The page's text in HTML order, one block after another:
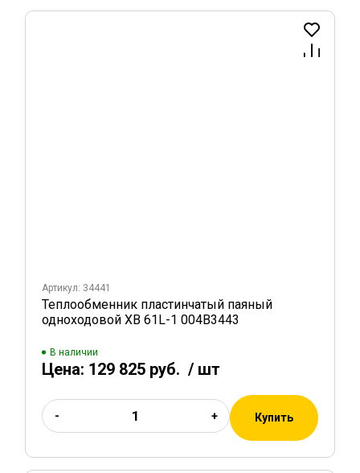
Артикул: 34441
Теплообменник пластинчатый паяный
одноходовой XB 61L-1 004B3443
В наличии
Цена: 129 825 руб. / шт
- + Купить